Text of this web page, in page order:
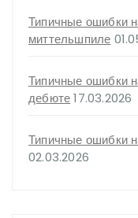
Типичные ошибки
миттельшпиле
Типичные ошибки
дебюте 17.03.2026
Типичные ошибки
02.03.2026